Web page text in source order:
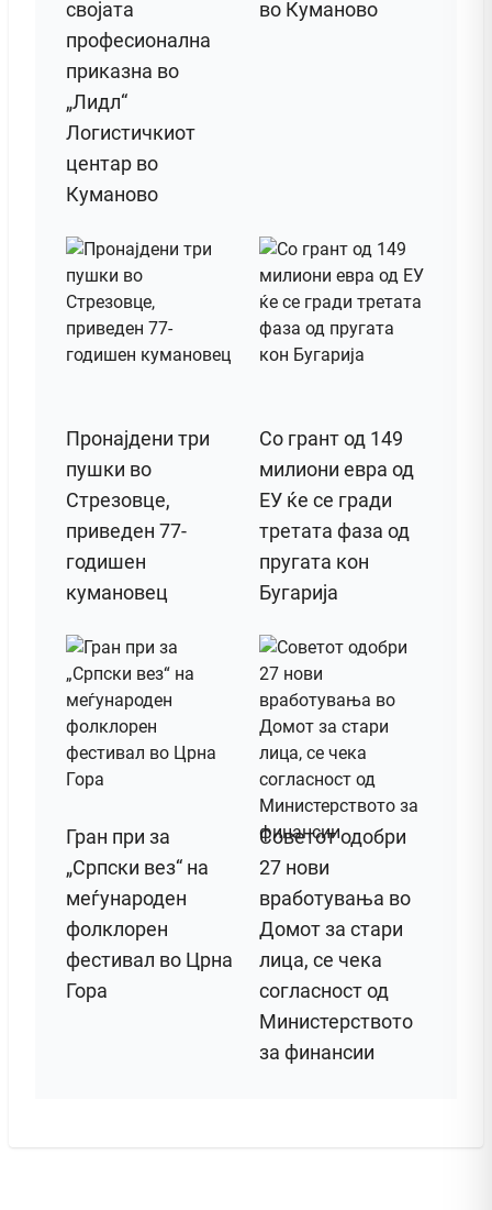
својата
професионална
приказна во
„Лидл“
Логистичкиот
центар во
Куманово
во Куманово
Пронајдени три
пушки во
Стрезовце,
приведен 77-
годишен
кумановец
Со грант од 149
милиони евра од
ЕУ ќе се гради
третата фаза од
пругата кон
Бугарија
Гран при за
„Српски вез“ на
меѓународен
фолклорен
фестивал во Црна
Гора
Советот одобри
27 нови
вработувања во
Домот за стари
лица, се чека
согласност од
Министерството
за финансии